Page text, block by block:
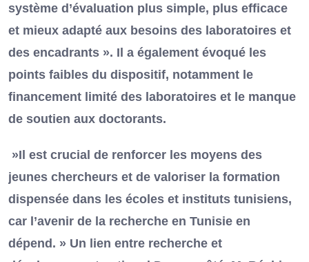
système d’évaluation plus simple, plus efficace
et mieux adapté aux besoins des laboratoires et
des encadrants ». Il a également évoqué les
points faibles du dispositif, notamment le
financement limité des laboratoires et le manque
de soutien aux doctorants.
»Il est crucial de renforcer les moyens des
jeunes chercheurs et de valoriser la formation
dispensée dans les écoles et instituts tunisiens,
car l’avenir de la recherche en Tunisie en
dépend. » Un lien entre recherche et